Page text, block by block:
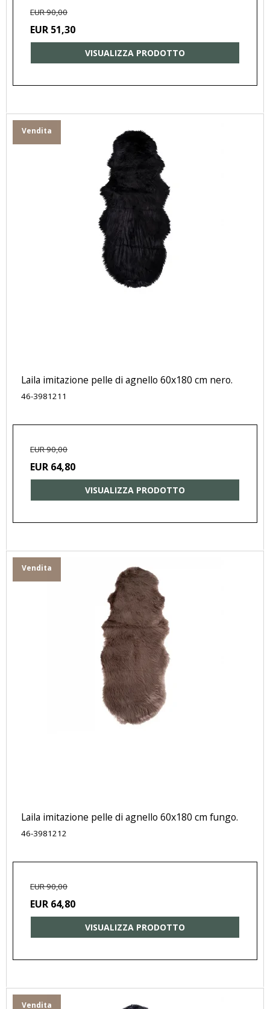
EUR 90,00
EUR 51,30
VISUALIZZA PRODOTTO
Vendita
Laila imitazione pelle di agnello 60x180 cm nero.
46-3981211
EUR 90,00
EUR 64,80
VISUALIZZA PRODOTTO
Vendita
Laila imitazione pelle di agnello 60x180 cm fungo.
46-3981212
EUR 90,00
EUR 64,80
VISUALIZZA PRODOTTO
Vendita